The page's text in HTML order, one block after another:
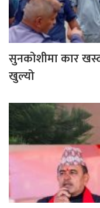
सुनकोशीमा कार
खुल्यो